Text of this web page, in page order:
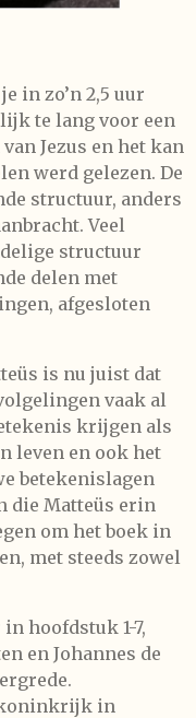
in zo’n 2,5 uur
te lang voor een
Jezus en het kan
werd gelezen. De
structuur, anders
Veel
structuur
delen met
afgesloten
is nu juist dat
vaak al
krijgen als
leven en ook het
betekenislagen
die Matteüs erin
om het boek in
met steeds zowel
hoofdstuk 1-7,
en Johannes de
koninkrijk in